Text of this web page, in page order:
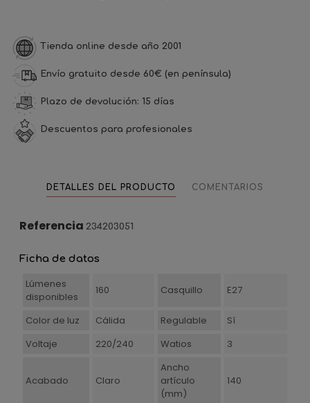
Tienda online desde año 2001
Envío gratuito desde 60€ (en península)
Plazo de devolución: 15 días
Descuentos para profesionales
DETALLES DEL PRODUCTO COMENTARIOS
Referencia 234203051
Ficha de datos
Lúmenes
disponibles
160 Casquillo E27
Color de luz Cálida Regulable
Sí
Voltaje
220/240 Watios 3
Acabado Claro
Ancho
artículo
(mm)
140